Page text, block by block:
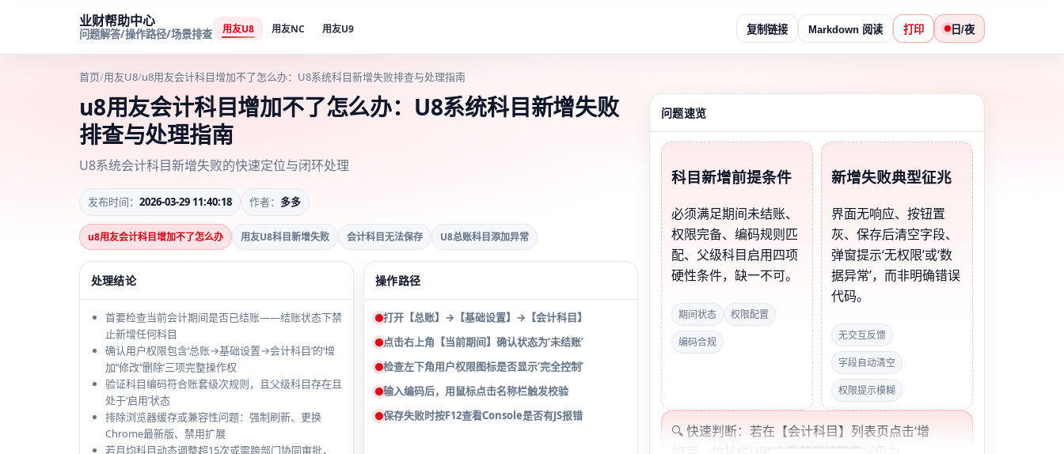
业财帮助中心
问题解答/操作路径/场景排查 用友U8 用友NC 用友U9 复制链接 Markdown 阅读 打印 日/夜
首页/用友U8/u8用友会计科目增加不了怎么办：U8系统科目新增失败排查与处理指南
u8用友会计科目增加不了怎么办：U8系统科目新增失败
排查与处理指南
U8系统会计科目新增失败的快速定位与闭环处理
发布时间： 2026-03-29 11:40:18 作者： 多多
u8用友会计科目增加不了怎么办 用友U8科目新增失败 会计科目无法保存 U8总账科目添加异常
处理结论
首要检查当前会计期间是否已结账——结账状态下禁
止新增任何科目
确认用户权限包含‘总账→基础设置→会计科目’的‘增
加’‘修改’‘删除’三项完整操作权
验证科目编码符合账套级次规则，且父级科目存在且
处于‘启用’状态
排除浏览器缓存或兼容性问题：强制刷新、更换
Chrome最新版、禁用扩展
若月均科目动态调整超15次或需跨部门协同审批，
操作路径
打开【总账】→【基础设置】→【会计科目】
点击右上角【当前期间】确认状态为‘未结账’
检查左下角用户权限图标是否显示‘完全控制’
输入编码后，用鼠标点击名称栏触发校验
保存失败时按F12查看Console是否有JS报错
问题速览
科目新增前提条件
必须满足期间未结账、
权限完备、编码规则匹
配、父级科目启用四项
硬性条件，缺一不可。
期间状态 权限配置
编码合规
新增失败典型征兆
界面无响应、按钮置
灰、保存后清空字段、
弹窗提示‘无权限’或‘数
据异常’，而非明确错误
代码。
无交互反馈
字段自动清空
权限提示模糊
🔍 快速判断：若在【会计科目】列表页点击‘增